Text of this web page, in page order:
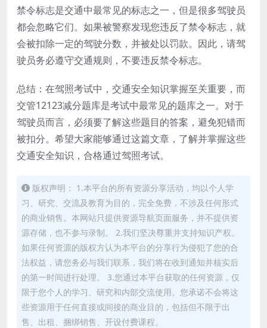
禁令标志是交通中最常见的标志之一，但是很多驾驶员
都会忽略它们。如果被警察发现您违反了禁令标志，就
会被扣除一定的驾驶分数，并被处以罚款。因此，请驾
驶员务必遵守交通规则，不要违反禁令标志。
总结：在驾照考试中，交通安全知识掌握至关重要，而
交管12123减分题库是考试中最常见的题库之一。对于
驾驶员而言，必须要了解这些题目的答案，避免犯错而
被扣分。希望大家能够通过这篇文章，了解并掌握这些
交通安全知识，合格通过驾照考试。
版权声明： 1.本平台的所有资源分享活动，均以个人学
习、研究、交流及教育为目的，完全免费，不涉及任何形式
的商业销售。本网站只提供资源导航页面服务，并不提供资
源存储，也不参与录制。 2.我们坚决尊重并支持知识产权。
如果任何资源的版权方认为本平台的分享行为侵犯了您的合
法权益，请您务必与我们联系，我们将在收到通知并核实后
的第一时间进行处理。 3.您通过本平台获取的任何资源，仅
限于您个人的学习、研究和内部交流使用。您承诺不会将这
些资源用于任何直接或间接的商业目的，包括但不限于出
售、出租、捆绑销售、开设付费课程。